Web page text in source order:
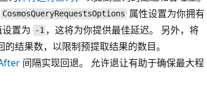
CosmosQueryRequestsOptions 属性设置为你拥有
置为
-1 ，这将为你提供最佳延迟。 另外，将
结果数，以限制预提取结果的数目。
间隔实现回退。 允许退让有助于确保最大程